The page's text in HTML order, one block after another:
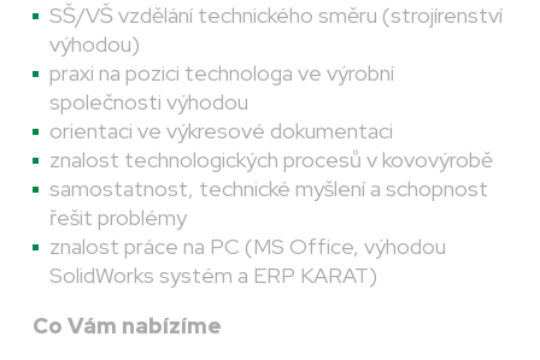
SŠ/VŠ vzdělání technického směru (strojírenství
výhodou)
praxi na pozici technologa ve výrobní
společnosti výhodou
orientaci ve výkresové dokumentaci
znalost technologických procesů v kovovýrobě
samostatnost, technické myšlení a schopnost
řešit problémy
znalost práce na PC (MS Office, výhodou
SolidWorks systém a ERP KARAT)
Co Vám nabízíme